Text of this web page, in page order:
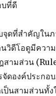
บที่ดี
จุดที่สำคัญใน
นวิดีโอดูมีควา
สามส่วน
จัดองค์ประกอ
ป็นสามส่วนทั้